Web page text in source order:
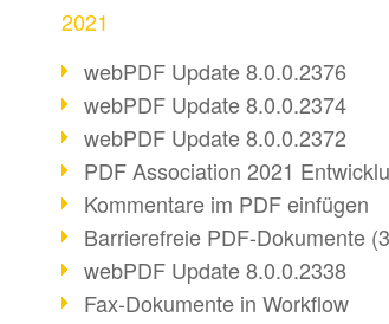
2021
webPDF Update 8.0.0.2376
webPDF Update 8.0.0.2374
webPDF Update 8.0.0.2372
PDF Association 2021
Kommentare im PDF einfügen
Barrierefreie PDF-Dokumente
webPDF Update 8.0.0.2338
Fax-Dokumente in Workflow